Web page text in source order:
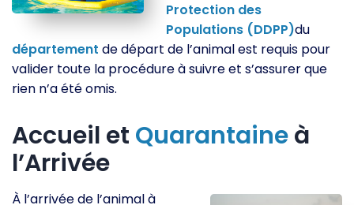
Protection des
Populations (DDPP)du
département de départ de l’animal est requis pour
valider toute la procédure à suivre et s’assurer que
rien n’a été omis.
Accueil et Quarantaineà
l’Arrivée
À l’arrivée de l’animal à